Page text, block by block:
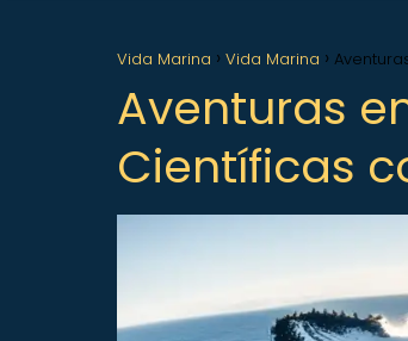
Vida Marina Vida Marina
Aventuras
Científicas